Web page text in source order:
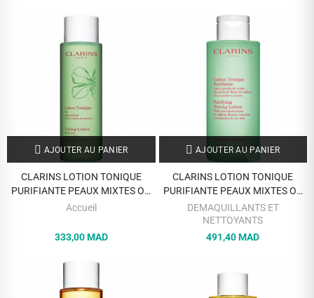
AJOUTER AU PANIER
CLARINS LOTION TONIQUE
PURIFIANTE PEAUX MIXTES OU
GRASSES 200ML
Accueil
333,00 MAD
AJOUTER AU PANIER
CLARINS LOTION TONIQUE
PURIFIANTE PEAUX MIXTES OU
GRASSES 400 ML
DEMAQUILLANTS ET
NETTOYANTS
491,40 MAD